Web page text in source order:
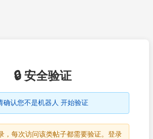
🔒 安全验证
确认您不是机器人 开始验证
，每次访问该类帖子都需要验证。登录